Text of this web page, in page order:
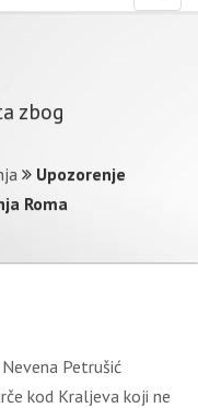
zbog
Upozorenje
Roma
Petrušić
kod Kraljeva koji ne